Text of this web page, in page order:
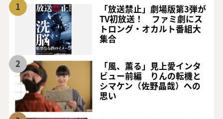
1
「放送禁止」劇場版第3弾が
TV初放送！ ファミ劇にス
トロング・オカルト番組大
集合
2
「風、薫る」見上愛インタ
ビュー前編 りんの転機と
シマケン（佐野晶哉）への
思い